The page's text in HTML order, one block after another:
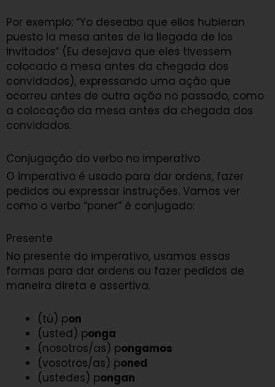
Por exemplo: “Yo deseaba que ellos hubieran
puesto la mesa antes de la llegada de los
invitados” (Eu desejava que eles tivessem
colocado a mesa antes da chegada dos
convidados), expressando uma ação que
ocorreu antes de outra ação no passado, como
a colocação da mesa antes da chegada dos
convidados.
Conjugação do verbo no imperativo
O imperativo é usado para dar ordens, fazer
pedidos ou expressar instruções. Vamos ver
como o verbo “poner” é conjugado:
Presente
No presente do imperativo, usamos essas
formas para dar ordens ou fazer pedidos de
maneira direta e assertiva.
(tú) pon
(usted) ponga
(nosotros/as) pongamos
(vosotros/as) poned
(ustedes) pongan